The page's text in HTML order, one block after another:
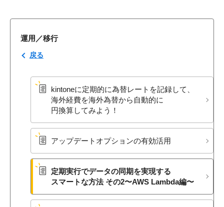
運用／移行
戻る
kintoneに​定期的に​為替レートを​記録して、​
海外経費を​海外為替から​自動的に​
円換算してみよう！
アップデートオプションの​有効活用
定期実行で​データの​同期を​実現する​
スマートな​方​法 ​その​2〜AWS Lambda編〜